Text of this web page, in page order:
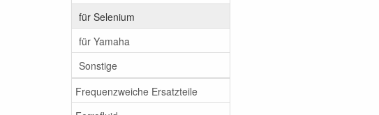
für Selenium
für Yamaha
Sonstige
Frequenzweiche Ersatzteile